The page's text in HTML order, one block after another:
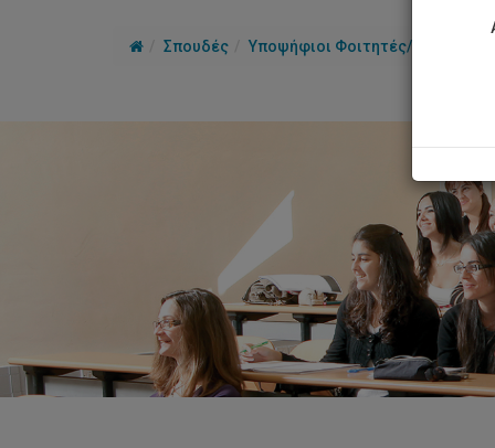
Σπουδές Υποψήφιοι Φοιτητές/τριες